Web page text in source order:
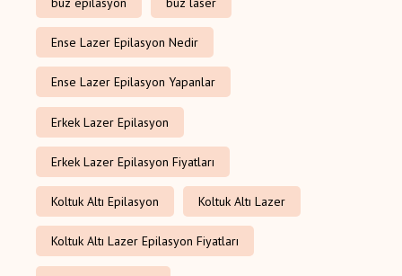
Ense Lazer Epilasyon Nedir
Ense Lazer Epilasyon Yapanlar
Erkek Lazer Epilasyon
Erkek Lazer Epilasyon Fiyatları
Koltuk Altı Epilasyon Koltuk Altı Lazer
Koltuk Altı Lazer Epilasyon Fiyatları